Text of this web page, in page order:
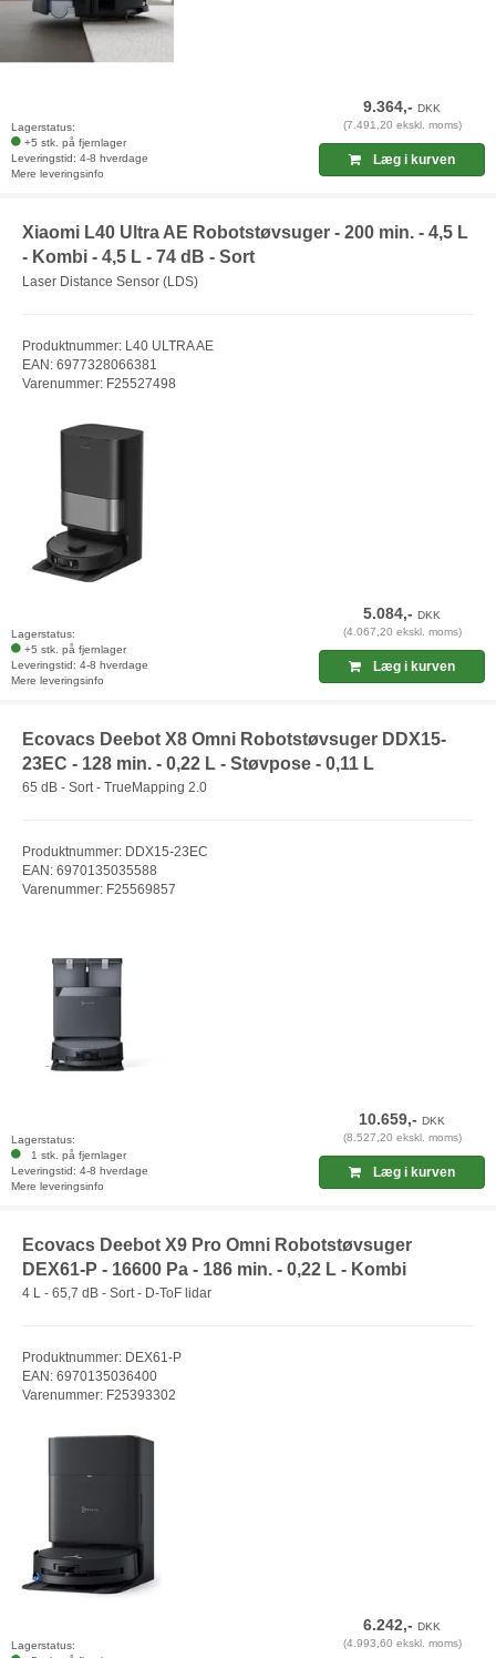
Lagerstatus:
+5 stk. på fjernlager
Leveringstid: 4-8 hverdage
Mere leveringsinfo
9.364,-DKK
(7.491,20 ekskl. moms)
Læg i kurven
Xiaomi L40 Ultra AE Robotstøvsuger - 200 min. - 4,5 L
- Kombi - 4,5 L - 74 dB - Sort
Laser Distance Sensor (LDS)
Produktnummer: L40 ULTRA AE
EAN: 6977328066381
Varenummer: F25527498
Lagerstatus:
+5 stk. på fjernlager
Leveringstid: 4-8 hverdage
Mere leveringsinfo
5.084,-DKK
(4.067,20 ekskl. moms)
Læg i kurven
Ecovacs Deebot X8 Omni Robotstøvsuger DDX15-
23EC - 128 min. - 0,22 L - Støvpose - 0,11 L
65 dB - Sort - TrueMapping 2.0
Produktnummer: DDX15-23EC
EAN: 6970135035588
Varenummer: F25569857
Lagerstatus:
1 stk. på fjernlager
Leveringstid: 4-8 hverdage
Mere leveringsinfo
10.659,-DKK
(8.527,20 ekskl. moms)
Læg i kurven
Ecovacs Deebot X9 Pro Omni Robotstøvsuger
DEX61-P - 16600 Pa - 186 min. - 0,22 L - Kombi
4 L - 65,7 dB - Sort - D-ToF lidar
Produktnummer: DEX61-P
EAN: 6970135036400
Varenummer: F25393302
Lagerstatus:
6.242,-DKK
(4.993,60 ekskl. moms)